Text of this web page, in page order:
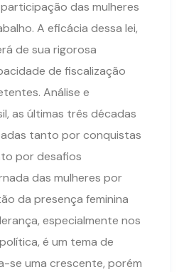
das mulheres
A eficácia dessa lei,
de sua rigorosa
de fiscalização
Análise e
as últimas três décadas
tanto por conquistas
por desafios
das mulheres por
da presença feminina
especialmente nos
é um tema de
se uma crescente, porém